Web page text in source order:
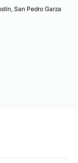
San Pedro Garza